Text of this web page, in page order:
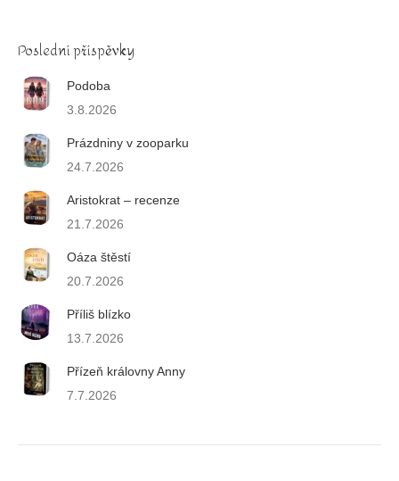
Poslední příspěvky
Podoba
3.8.2026
Prázdniny v zooparku
24.7.2026
Aristokrat – recenze
21.7.2026
Oáza štěstí
20.7.2026
Příliš blízko
13.7.2026
Přízeň královny Anny
7.7.2026